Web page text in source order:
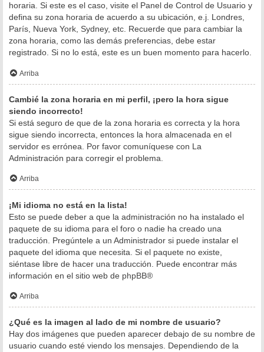
horaria. Si este es el caso, visite el Panel de Control de Usuario y
defina su zona horaria de acuerdo a su ubicación, e.j. Londres,
París, Nueva York, Sydney, etc. Recuerde que para cambiar la
zona horaria, como las demás preferencias, debe estar
registrado. Si no lo está, este es un buen momento para hacerlo.
Arriba
Cambié la zona horaria en mi perfil, ¡pero la hora sigue
siendo incorrecto!
Si está seguro de que de la zona horaria es correcta y la hora
sigue siendo incorrecta, entonces la hora almacenada en el
servidor es errónea. Por favor comuníquese con La
Administración para corregir el problema.
Arriba
¡Mi idioma no está en la lista!
Esto se puede deber a que la administración no ha instalado el
paquete de su idioma para el foro o nadie ha creado una
traducción. Pregúntele a un Administrador si puede instalar el
paquete del idioma que necesita. Si el paquete no existe,
siéntase libre de hacer una traducción. Puede encontrar más
información en el sitio web de phpBB®
Arriba
¿Qué es la imagen al lado de mi nombre de usuario?
Hay dos imágenes que pueden aparecer debajo de su nombre de
usuario cuando esté viendo los mensajes. Dependiendo de la